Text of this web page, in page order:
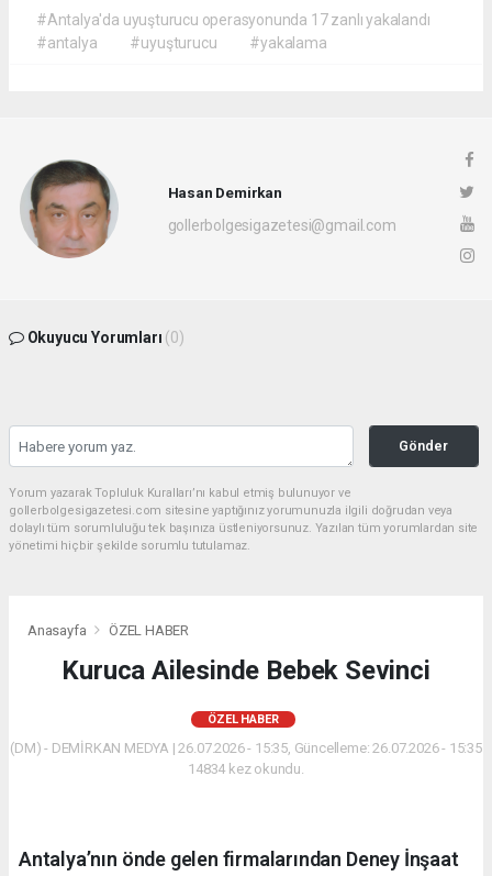
#Antalya'da uyuşturucu operasyonunda 17 zanlı yakalandı
#antalya
#uyuşturucu #yakalama
Hasan Demirkan
gollerbolgesigazetesi@gmail.com
Okuyucu Yorumları (0)
Gönder
Yorum yazarak Topluluk Kuralları’nı kabul etmiş bulunuyor ve
gollerbolgesigazetesi.com sitesine yaptığınız yorumunuzla ilgili doğrudan veya
dolaylı tüm sorumluluğu tek başınıza üstleniyorsunuz. Yazılan tüm yorumlardan site
yönetimi hiçbir şekilde sorumlu tutulamaz.
Anasayfa ÖZEL HABER
Kuruca Ailesinde Bebek Sevinci
ÖZEL HABER
(DM) - DEMİRKAN MEDYA | 26.07.2026 - 15:35, Güncelleme: 26.07.2026 - 15:35
14834 kez okundu.
Antalya’nın önde gelen firmalarından Deney İnşaat